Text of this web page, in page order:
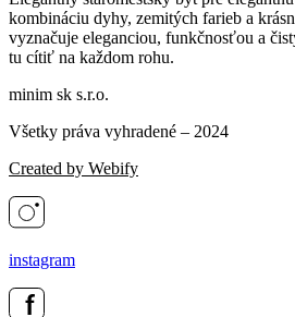
kombináciu dyhy, zemitých farieb a
vyznačuje eleganciou, funkčnosťou a
tu cítiť na každom rohu.
minim sk s.r.o.
Všetky práva vyhradené – 2024
Created by Webify
instagram